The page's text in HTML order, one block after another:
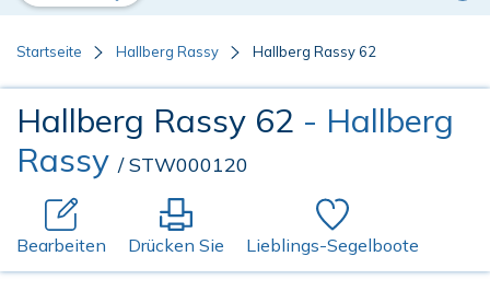
Startseite Hallberg Rassy Hallberg Rassy 62
Hallberg Rassy 62 - Hallberg
Rassy / STW000120
Bearbeiten Drücken Sie Lieblings-Segelboote